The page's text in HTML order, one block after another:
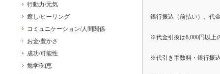
銀行振込（前払い）、代
※代金引換は8,000円以上
※代引き手数料・銀行振
行動力/元気
癒し/ヒーリング
コミュニケーション/人間関係
お金/豊かさ
成功/可能性
勉学/知恵